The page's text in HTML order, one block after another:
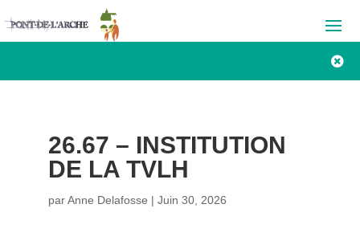

26.67 – INSTITUTION
DE LA TVLH
parAnne Delafosse | Juin 30, 2026